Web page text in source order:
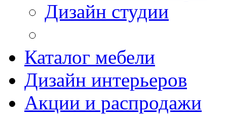
Дизайн студии
Каталог мебели
Дизайн интерьеров
Акции и распродажи